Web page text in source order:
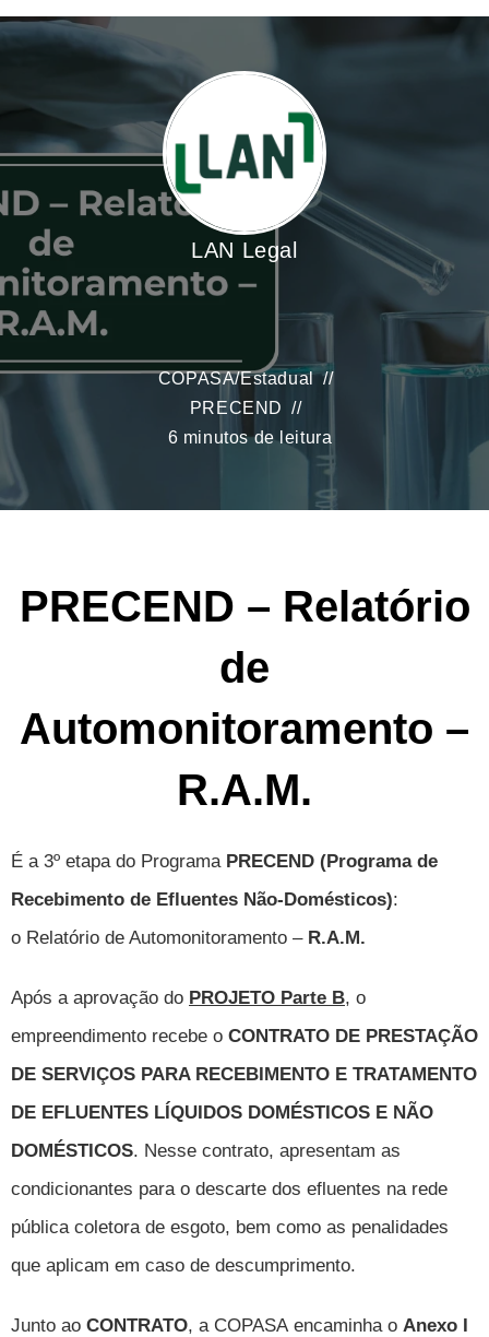
LAN Legal
COPASA/Estadual
PRECEND
6 minutos de leitura
PRECEND – Relatório
de
Automonitoramento –
R.A.M.
É a 3º etapa do Programa PRECEND (Programa de
Recebimento de Efluentes Não-Domésticos):
o Relatório de Automonitoramento – R.A.M.
Após a aprovação do PROJETO Parte B, o
empreendimento recebe o CONTRATO DE PRESTAÇÃO
DE SERVIÇOS PARA RECEBIMENTO E TRATAMENTO
DE EFLUENTES LÍQUIDOS DOMÉSTICOS E NÃO
DOMÉSTICOS. Nesse contrato, apresentam as
condicionantes para o descarte dos efluentes na rede
pública coletora de esgoto, bem como as penalidades
que aplicam em caso de descumprimento.
Junto ao CONTRATO, a COPASA encaminha o Anexo I